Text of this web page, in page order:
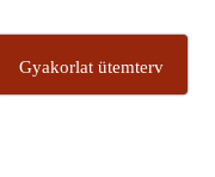
Gyakorlat ütemterv